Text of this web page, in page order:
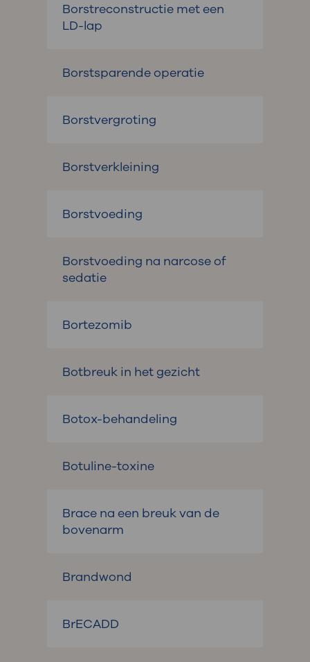
Borstreconstructie met een
LD-lap
Borstsparende operatie
Borstvergroting
Borstverkleining
Borstvoeding
Borstvoeding na narcose of
sedatie
Bortezomib
Botbreuk in het gezicht
Botox-behandeling
Botuline-toxine
Brace na een breuk van de
bovenarm
Brandwond
BrECADD